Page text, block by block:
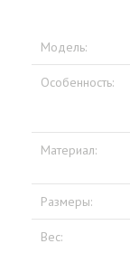
Модель:
Особенность:
Материал:
Размеры:
Вес: